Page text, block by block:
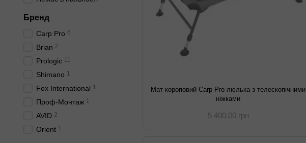
Мат короповий Carp Pro люлька з телескопічними
ніжками
5 400.00 грн
Бренд
Carp Pro 6
Brian 2
Prologic 11
Shimano 1
Fox International 1
Проф-Монтаж 1
AVID 2
Orient 1